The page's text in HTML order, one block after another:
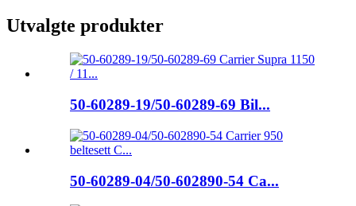
Utvalgte produkter
50-60289-19/50-60289-69 Bil...
50-60289-04/50-602890-54 Ca...